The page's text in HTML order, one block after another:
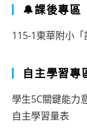
🔔課後專區
115-1東華附小
自主學習專
學生5C關鍵能力
自主學習量表